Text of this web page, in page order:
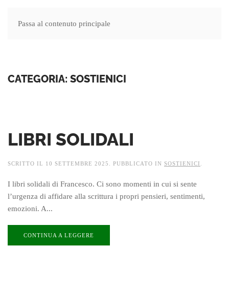
Passa al contenuto principale
MENU
CATEGORIA: SOSTIENICI
LIBRI SOLIDALI
SCRITTO IL 10 SETTEMBRE 2025 . PUBBLICATO IN SOSTIENICI
I libri solidali di Francesco. Ci sono momenti in cui si sente
l’urgenza di affidare alla scrittura i propri pensieri, sentimenti,
emozioni. A...
CONTINUA A LEGGERE